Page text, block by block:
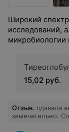
Широкий
исследований,
микробиологии
15,02 руб.
Отзыв. сдавала
замечательно.